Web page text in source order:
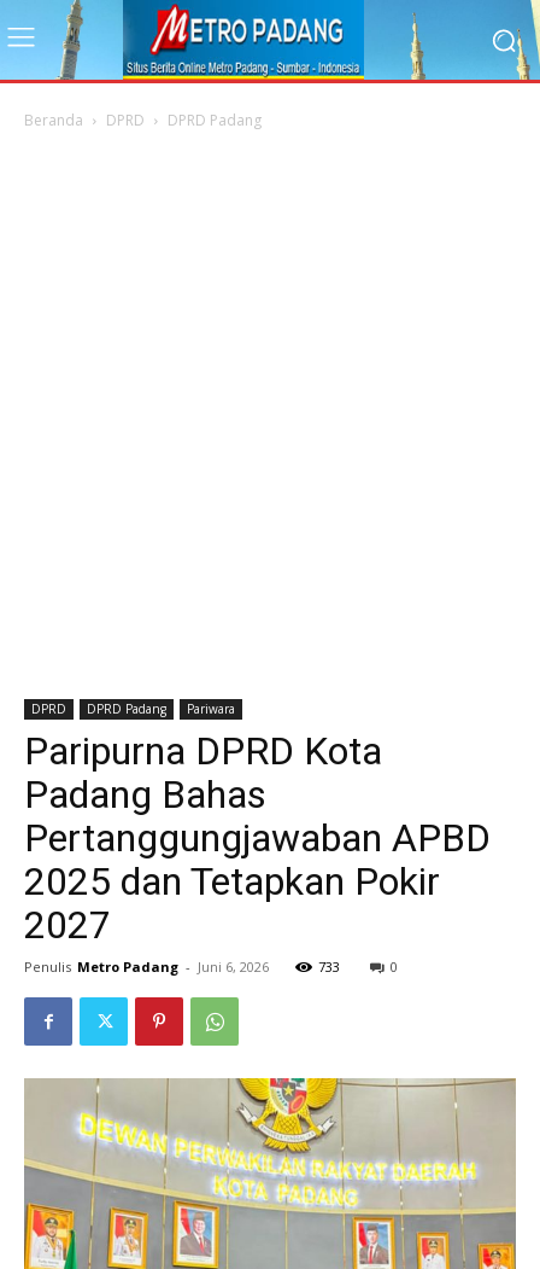
Beranda DPRD DPRD Padang
DPRD DPRD Padang Pariwara
Paripurna DPRD Kota
Padang Bahas
Pertanggungjawaban APBD
2025 dan Tetapkan Pokir
2027
Penulis Metro Padang - Juni 6, 2026 733 0